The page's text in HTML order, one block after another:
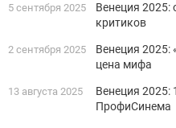
5 сентября 2025
Венеция
критиков
2 сентября 2025
Венеция
цена мифа
13 августа 2025
Венеция 2025:
ПрофиСинема